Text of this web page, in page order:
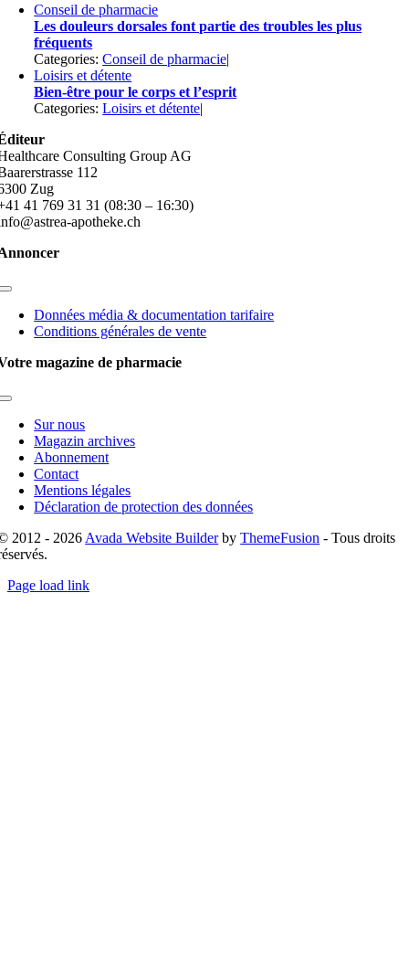
Conseil de pharmacie
Les douleurs dorsales font partie des troubles les plus
fréquents
Categories:Conseil de pharmacie|
Loisirs et détente
Bien-être pour le corps et l’esprit
Categories:Loisirs et détente|
Consulting Group AG
112
Zug
41 769 31 31 (08:30 – 16:30)
apotheke.ch
Toggle
NavigationDonnées média & documentation tarifaire
Conditions générales de vente
magazine de pharmacie
Toggle
NavigationSur nous
Magazin archives
Abonnement
Contact
Mentions légales
Déclaration de protection des données
2012 - 2026 Avada Website BuilderbyThemeFusion - Tous droits
Page load link